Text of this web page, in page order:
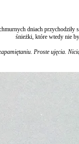
dniach
śnieżki, które wtedy nie
Proste ujęcia.